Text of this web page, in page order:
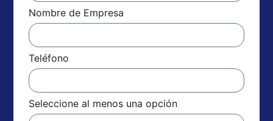
Nombre de Empresa
Teléfono
Seleccione al menos una opción